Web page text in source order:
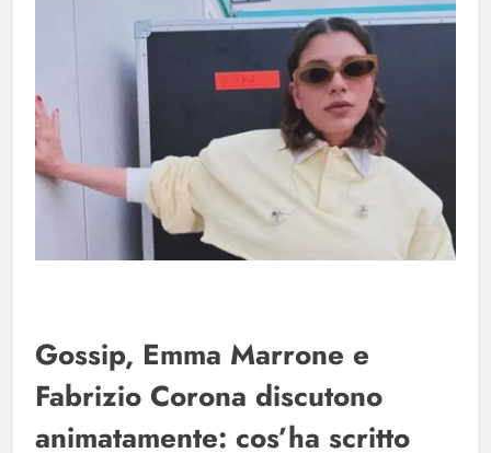
Gossip, Emma Marrone e
Fabrizio Corona discutono
animatamente: cos’ha scritto